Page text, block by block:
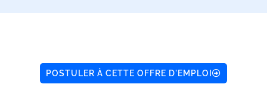
POSTULER À CETTE OFFRE D'EMPLOI